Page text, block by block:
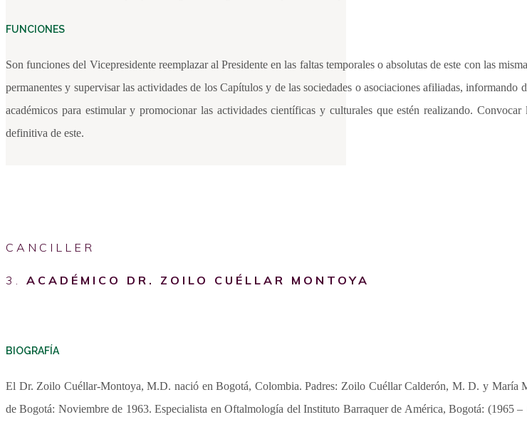
FUNCIONES
Son funciones del Vicepresidente reemplazar al Presidente en las faltas temporales o absolutas de este con las
permanentes y supervisar las actividades de los Capítulos y de las sociedades o asociaciones afiliadas,
académicos para estimular y promocionar las actividades científicas y culturales que estén realizando.
definitiva de este.
CANCILLER
3. ACADÉMICO DR. ZOILO CUÉLLAR MONTOYA
BIOGRAFÍA
El Dr. Zoilo Cuéllar-Montoya, M.D. nació en Bogotá, Colombia. Padres: Zoilo Cuéllar Calderón, M. D. y María
de Bogotá: Noviembre de 1963. Especialista en Oftalmología del Instituto Barraquer de América, Bogotá: (1965